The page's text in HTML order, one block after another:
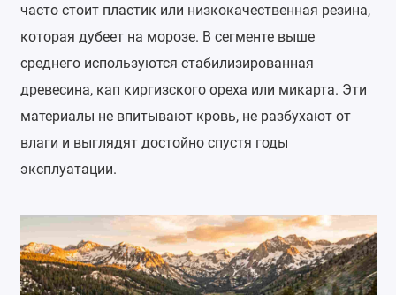
часто стоит пластик или низкокачественная резина,
которая дубеет на морозе. В сегменте выше
среднего используются стабилизированная
древесина, кап киргизского ореха или микарта. Эти
материалы не впитывают кровь, не разбухают от
влаги и выглядят достойно спустя годы
эксплуатации.